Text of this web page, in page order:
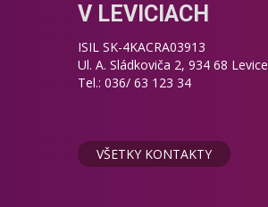
V LEVICIACH
ISIL SK-4KACRA03913
Ul. A. Sládkoviča 2, 934 68 Levice
Tel.: 036/ 63 123 34
VŠETKY KONTAKTY